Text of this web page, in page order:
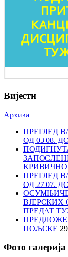
Вијести
Архива
ПРЕГЛЕД
ОД 03.08.
КРИВИЧНО
ПРЕГЛЕД
ОД 27.07.
ВЈЕРСКИХ
ПРЕДАТ
ПОЉСКЕ
Фото галерија